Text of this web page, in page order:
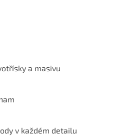
a masivu
v každém detailu